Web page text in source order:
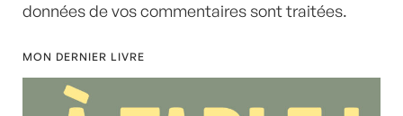
données de vos commentaires sont traitées.
MON DERNIER LIVRE